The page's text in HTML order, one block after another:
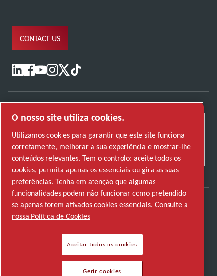
CONTACT US
Descubra como o Atlas Copco Group permite
Visite o website do Atlas Copco Group
Parte do Atlas Copco Group
© 2026 Direitos autorais. Todos os direitos reservados.
O nosso site utiliza cookies.
Utilizamos cookies para garantir que este site funciona
corretamente, melhorar a sua experiência e mostrar-lhe
conteúdos relevantes. Tem o controlo: aceite todos os
cookies, permita apenas os essenciais ou gira as suas
preferências. Tenha em atenção que algumas
funcionalidades podem não funcionar como pretendido
se apenas forem ativados cookies essenciais. Consulte a
nossa Política de Cookies
Aceitar todos os cookies
Gerir cookies